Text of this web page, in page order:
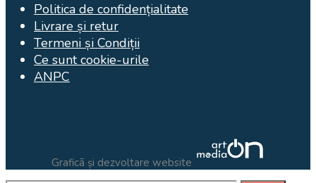
Politica de confidențialitate
Livrare și retur
Termeni și Condiții
Ce sunt cookie-urile
ANPC
Graficã și dezvoltare website